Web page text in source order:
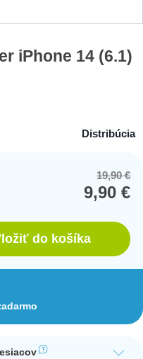
iPhone 14 (6.1)
Distribúcia
19,90€
9,90€
do košíka